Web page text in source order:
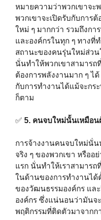
หมายความว่าพวกเขาจะ
พวกเขาจะเปิดรับกับการ
ใหม่ ๆ มากกว่า รวมถึงกา
และองค์กรในทุก ๆ ทาง
สถานะของคนรุ่นใหม่ส่ว
นั่นทำให้พวกเขาสามาร
ต้องการพลังงานมาก ๆ ไ
กับการทำงานได้แม้จะก
ก็ตาม⁣⁣⁣
✅ 5. คนจบใหม่นั้นเหมือน
การจ้างงานคนจบใหม่นั่
จริง ๆ ของพวกเขา หรืออ
แรก นั่นทำให้เราสามาร
ในด้านของการทำงานได้
ของวัฒนธรรมองค์กร แล
องค์กร ซึ่งแน่นอนว่ามันจ
พฤติกรรมที่ติดตัวมาจากก